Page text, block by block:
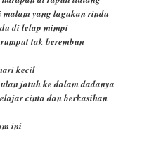
malam yang lagukan rindu
di lelap mimpi
tak berembun
kecil
jatuh ke dalam dadanya
cinta dan berkasihan
ini